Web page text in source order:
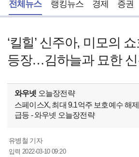
전체뉴스 랭킹뉴스 경제 증권
‘킬힐’ 신주아, 미모의
등장…김하늘과 묘한 신
와우넷 오늘장전략
스페이스X, 최대 9.1억주 보호예수 해
급등 - 와우넷 오늘장전략
유병철 기자
입력2022-03-10 09:20